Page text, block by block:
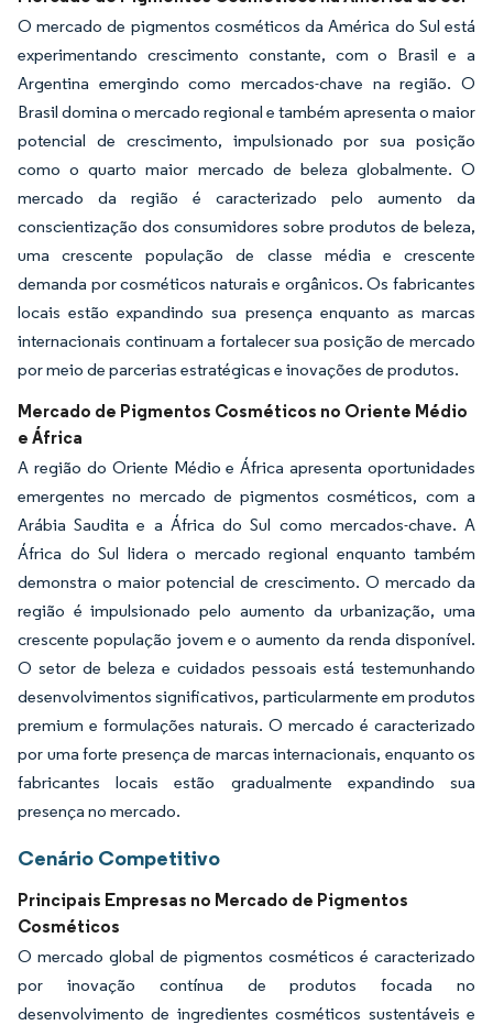
O mercado de pigmentos cosméticos da América do Sul está
experimentando crescimento constante, com o Brasil e a
Argentina emergindo como mercados-chave na região. O
Brasil domina o mercado regional e também apresenta o maior
potencial de crescimento, impulsionado por sua posição
como o quarto maior mercado de beleza globalmente. O
mercado da região é caracterizado pelo aumento da
conscientização dos consumidores sobre produtos de beleza,
uma crescente população de classe média e crescente
demanda por cosméticos naturais e orgânicos. Os fabricantes
locais estão expandindo sua presença enquanto as marcas
internacionais continuam a fortalecer sua posição de mercado
por meio de parcerias estratégicas e inovações de produtos.
Mercado de Pigmentos Cosméticos no Oriente Médio
e África
A região do Oriente Médio e África apresenta oportunidades
emergentes no mercado de pigmentos cosméticos, com a
Arábia Saudita e a África do Sul como mercados-chave. A
África do Sul lidera o mercado regional enquanto também
demonstra o maior potencial de crescimento. O mercado da
região é impulsionado pelo aumento da urbanização, uma
crescente população jovem e o aumento da renda disponível.
O setor de beleza e cuidados pessoais está testemunhando
desenvolvimentos significativos, particularmente em produtos
premium e formulações naturais. O mercado é caracterizado
por uma forte presença de marcas internacionais, enquanto os
fabricantes locais estão gradualmente expandindo sua
presença no mercado.
Cenário Competitivo
Principais Empresas no Mercado de Pigmentos
Cosméticos
O mercado global de pigmentos cosméticos é caracterizado
por inovação contínua de produtos focada no
desenvolvimento de ingredientes cosméticos sustentáveis e